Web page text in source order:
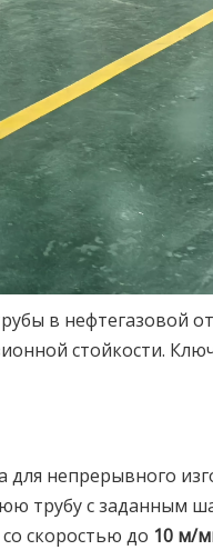
в нефтегазовой
стойкости.
для непрерывного
трубу с заданным
со скоростью до 10 м/